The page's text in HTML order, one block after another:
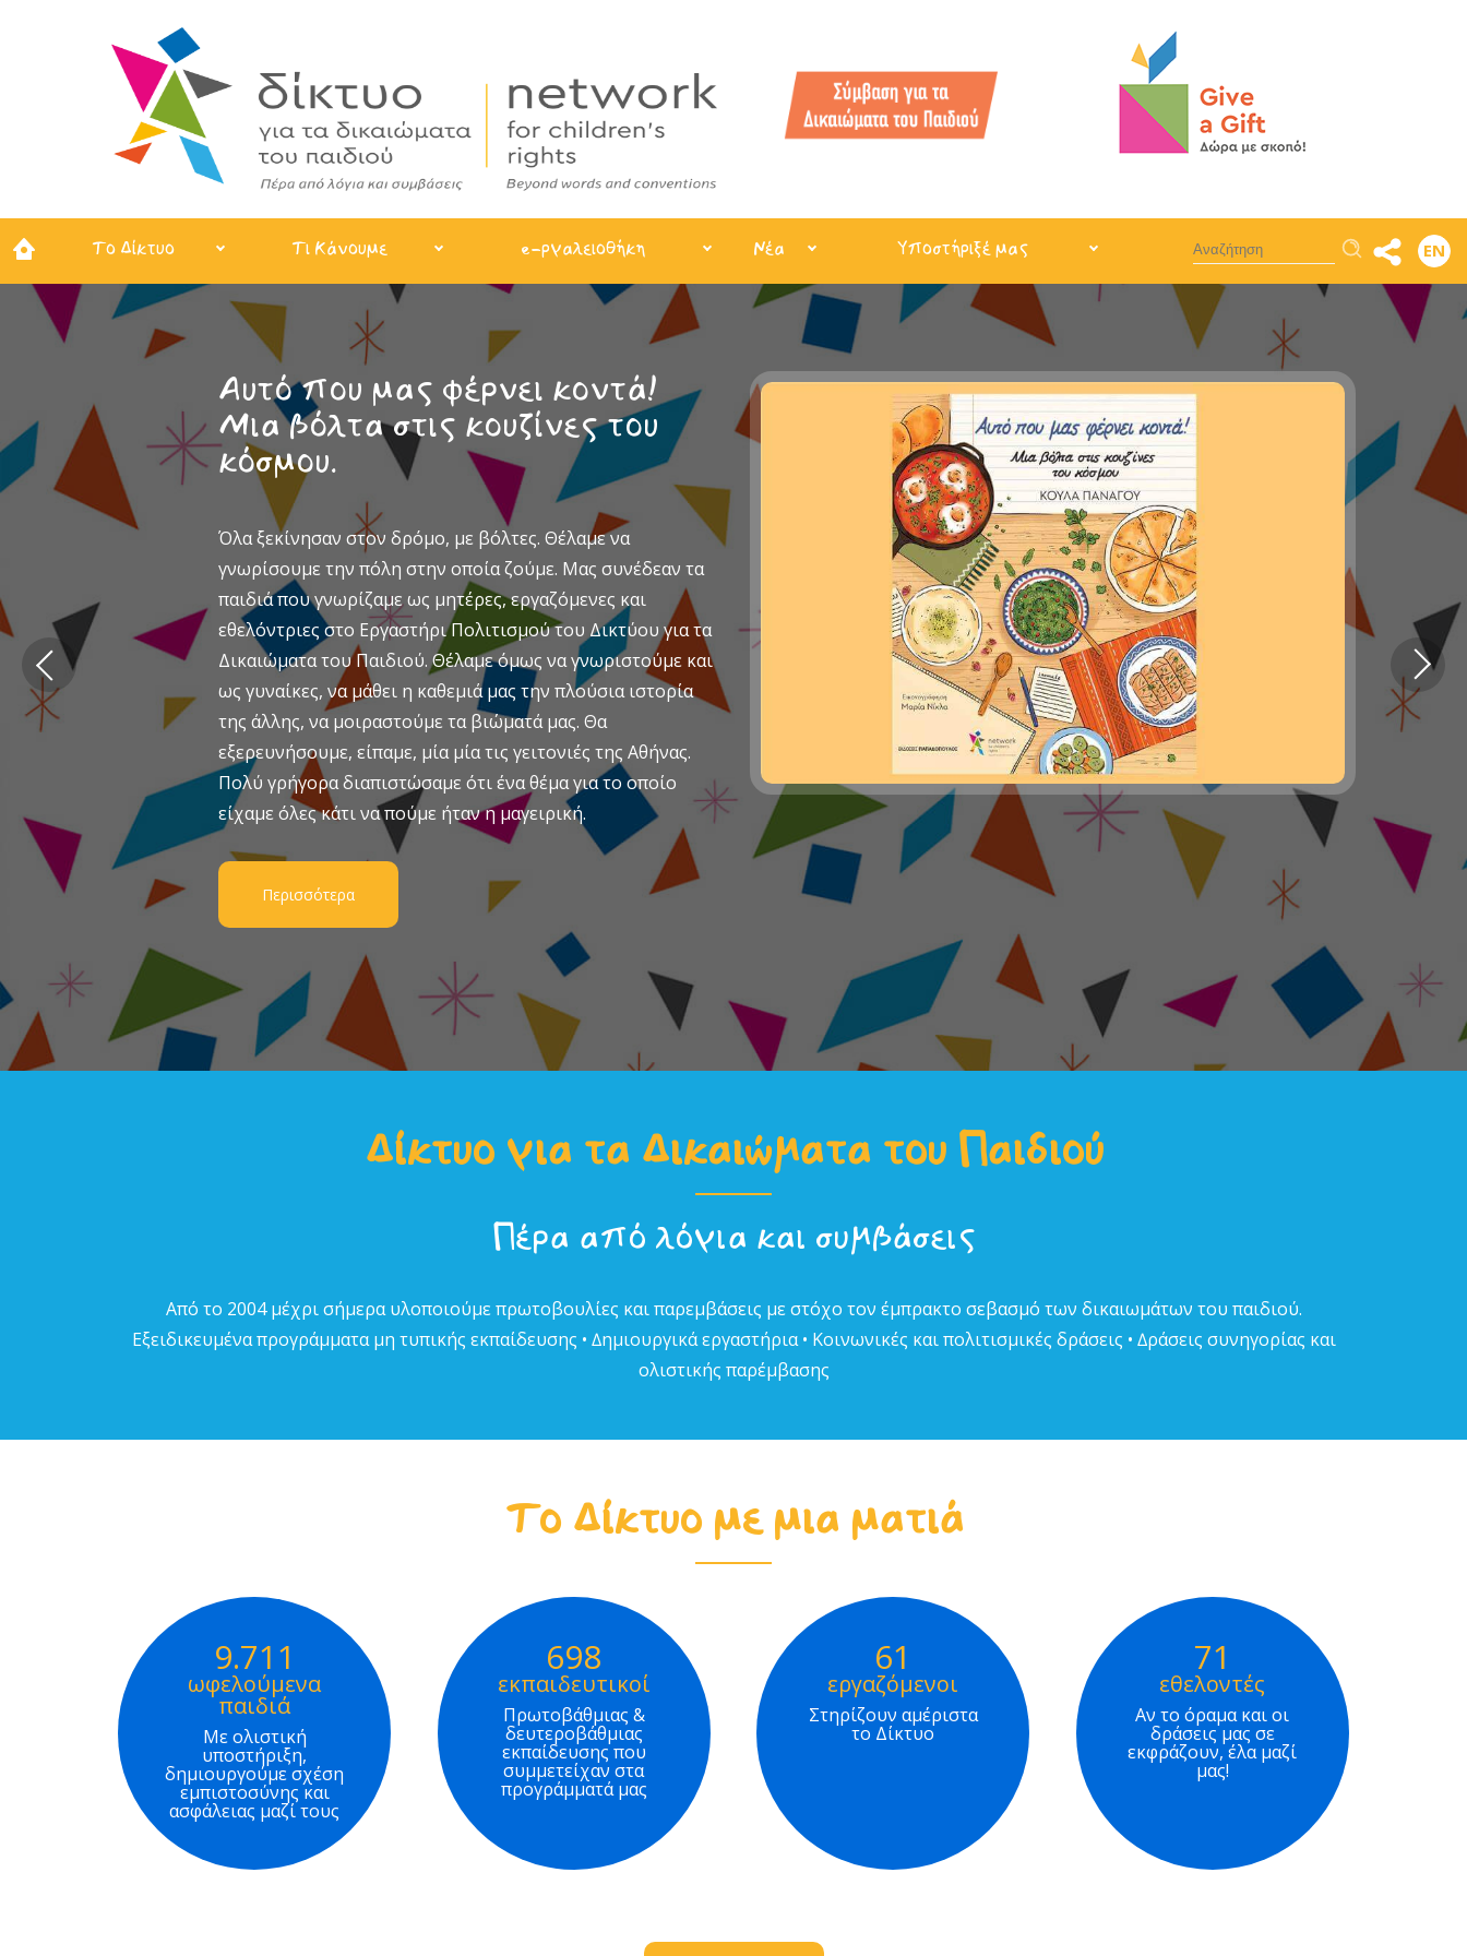
Το Δίκτυο Τι Κάνουμε e-ργαλειοθήκη Νέα Υποστήριξέ μας Αναζήτηση EN
Αυτό που μας φέρνει κοντά!
Μια βόλτα στις κουζίνες του
κόσμου.
Όλα ξεκίνησαν στον δρόμο, με βόλτες. Θέλαμε να
γνωρίσουμε την πόλη στην οποία ζούμε. Μας συνέδεαν τα
παιδιά που γνωρίζαμε ως μητέρες, εργαζόμενες και
εθελόντριες στο Εργαστήρι Πολιτισμού του Δικτύου για τα
Δικαιώματα του Παιδιού. Θέλαμε όμως να γνωριστούμε και
ως γυναίκες, να μάθει η καθεμιά μας την πλούσια ιστορία
της άλλης, να μοιραστούμε τα βιώματά μας. Θα
εξερευνήσουμε, είπαμε, μία μία τις γειτονιές της Αθήνας.
Πολύ γρήγορα διαπιστώσαμε ότι ένα θέμα για το οποίο
είχαμε όλες κάτι να πούμε ήταν η μαγειρική.
Περισσότερα
Δίκτυο για τα Δικαιώµατα του Παιδιού
Πέρα από λόγια και συµβάσεις
Από το 2004 µέχρι σήµερα υλοποιούµε πρωτοβουλίες και παρεµβάσεις µε στόχο τον έµπρακτο σεβασµό των δικαιωµάτων του παιδιού.
Εξειδικευµένα προγράµµατα µη τυπικής εκπαίδευσης • ∆ηµιουργικά εργαστήρια • Κοινωνικές και πολιτισµικές δράσεις • ∆ράσεις συνηγορίας και
ολιστικής παρέµβασης
Το Δίκτυο με μια ματιά
9.711
ωφελούμενα
παιδιά
Με ολιστική
υποστήριξη,
δημιουργούμε σχέση
εμπιστοσύνης και
ασφάλειας μαζί τους
698
εκπαιδευτικοί
Πρωτοβάθμιας &
δευτεροβάθμιας
εκπαίδευσης που
συμμετείχαν στα
προγράμματά μας
61
εργαζόμενοι
Στηρίζουν αμέριστα
το Δίκτυο
71
εθελοντές
Αν το όραμα και οι
δράσεις μας σε
εκφράζουν, έλα μαζί
μας!